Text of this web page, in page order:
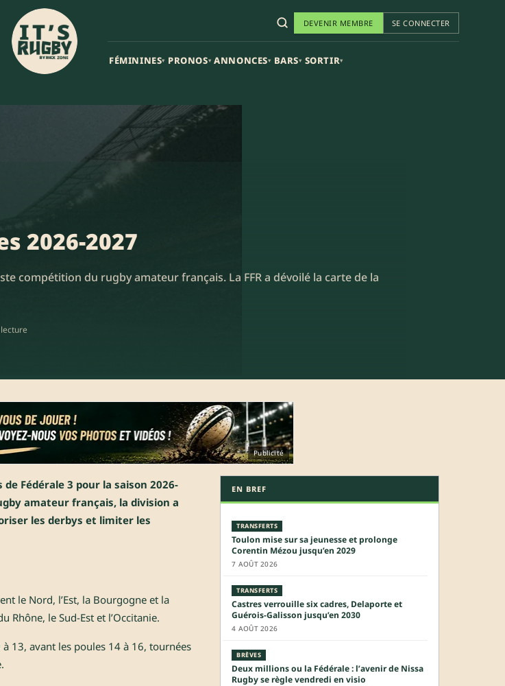
DEVENIR MEMBRE SE CONNECTER
FÉMININES▾ PRONOS▾ ANNONCES▾ BARS▾ SORTIR▾
2026-2027
compétition du rugby amateur français. La FFR a dévoilé la carte de la
Publicité
Fédérale 3 pour la saison 2026-
amateur français, la division a
les derbys et limiter les
le Nord, l’Est, la Bourgogne et la
Rhône, le Sud-Est et l’Occitanie.
13, avant les poules 14 à 16, tournées
EN BREF
TRANSFERTS
Toulon mise sur sa jeunesse et prolonge
Corentin Mézou jusqu’en 2029
7 AOÛT 2026
TRANSFERTS
Castres verrouille six cadres, Delaporte et
Guérois-Galisson jusqu’en 2030
4 AOÛT 2026
BRÈVES
Deux millions ou la Fédérale : l’avenir de Nissa
Rugby se règle vendredi en visio